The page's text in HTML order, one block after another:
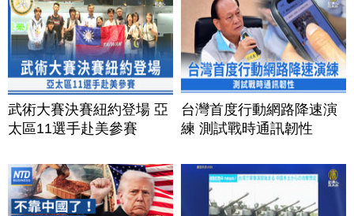
武術大賽決賽紐約登場 亞
太區11選手赴美參賽
台灣首度行動網路降速演
練 測試戰時通訊韌性